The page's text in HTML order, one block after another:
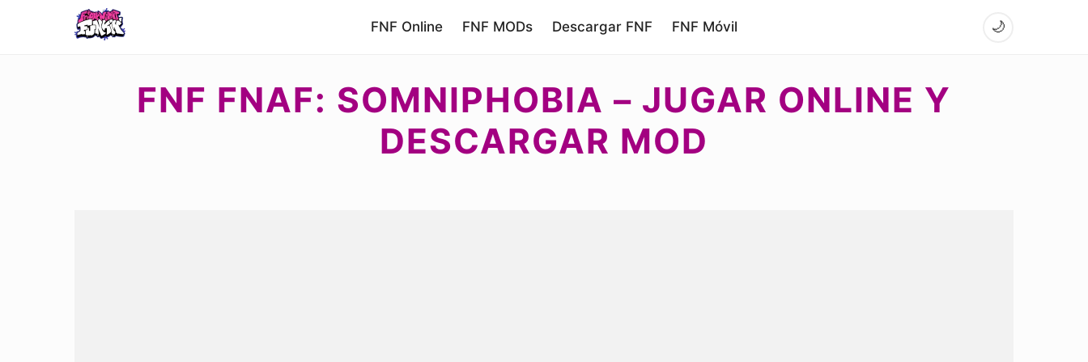
FNF Online FNF MODs Descargar FNF FNF Móvil 🌙
FNF FNAF: SOMNIPHOBIA – JUGAR ONLINE Y
DESCARGAR MOD